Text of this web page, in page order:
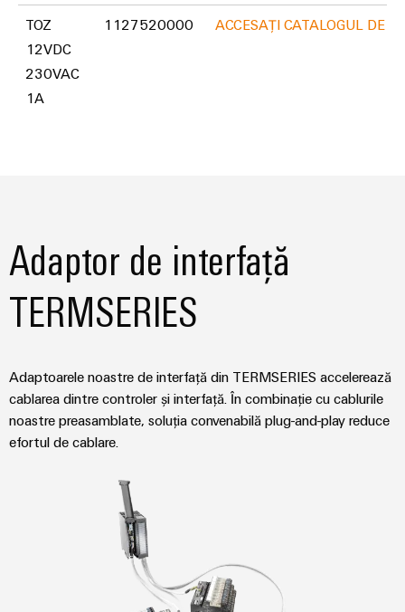
practică pentru
Weidmüller
Configurator
TOZ
12VDC
230VAC
1A
1127520000 ACCESAȚI CATALOGUL DE
Adaptor de interfață
TERMSERIES
Adaptoarele noastre de interfață din TERMSERIES accelerează
cablarea dintre controler și interfață. În combinație cu cablurile
noastre preasamblate, soluția convenabilă plug-and-play reduce
efortul de cablare.